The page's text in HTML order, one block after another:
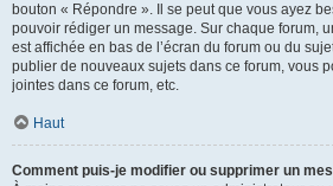
bouton « Répondre ». Il se peut que vous ayez
pouvoir rédiger un message. Sur chaque forum,
est affichée en bas de l’écran du forum ou du
publier de nouveaux sujets dans ce forum, vous
jointes dans ce forum, etc.
Haut
Comment puis-je modifier ou supprimer un